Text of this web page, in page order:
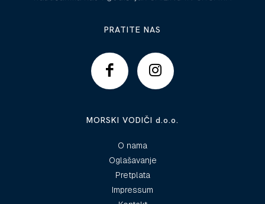
PRATITE NAS
MORSKI VODIČI d.o.o.
O nama
Oglašavanje
Pretplata
Impressum